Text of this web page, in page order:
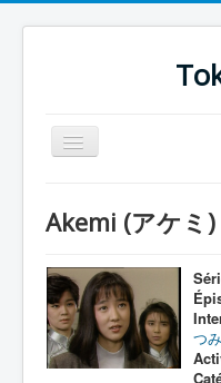
Basculer
la
Toku-Actrices
Toku-Critiques
Séries
Films
Akemi (アケミ)
つ